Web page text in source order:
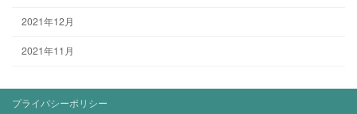
2021年12月
2021年11月
プライバシーポリシー